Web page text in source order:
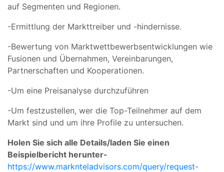
auf Segmenten und Regionen.
-Ermittlung der Markttreiber und -hindernisse.
-Bewertung von Marktwettbewerbsentwicklungen wie
Fusionen und Übernahmen, Vereinbarungen,
Partnerschaften und Kooperationen.
-Um eine Preisanalyse durchzuführen
-Um festzustellen, wer die Top-Teilnehmer auf dem
Markt sind und um ihre Profile zu untersuchen.
Holen Sie sich alle Details/laden Sie einen
Beispielbericht herunter-
https://www.marknteladvisors.com/query/request-